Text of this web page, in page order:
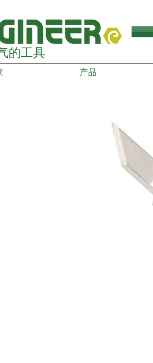
的工具
产品